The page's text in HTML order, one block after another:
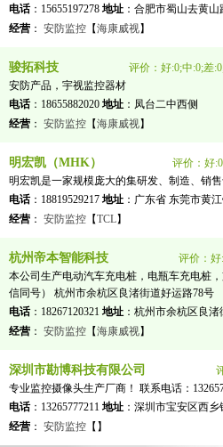
电话：15655197278 地址 ：合肥市蜀山去黄
经营 ： 安防监控 【海康威视】
骏拓科技 评价：好:0;中:0;差
安防产品，宇视监控器材
电话：18655882020 地址 ：凤台二中西侧
经营 ： 安防监控 【海康威视】
明宏凯（MHK） 评价：好
明宏凯是一家规模庞大的集研发、制造、销
电话：18819529217 地址 ：广东省 东莞市黄
经营 ： 安防监控 【TCL】
杭州帝本智能科技 评价：好
本公司生产电动汽车充电桩，电瓶车充电桩
信同号） 杭州市余杭区良渚街道好运路78号
电话：18267120321 地址 ：杭州市余杭区良
经营 ： 安防监控 【海康威视】
深圳市勘博科技有限公司
专业监控摄像头生产厂商！ 联系电话：
电话：13265777211 地址 ：深圳市宝安区西
经营 ： 安防监控 【 】